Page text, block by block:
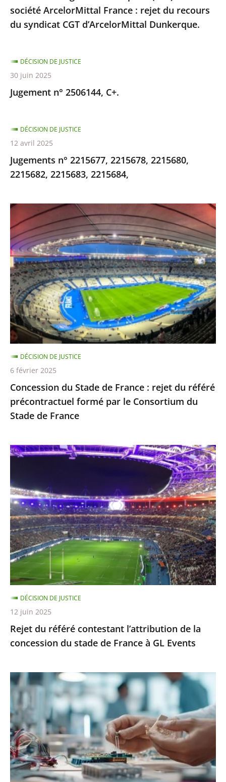
recours
du
CGT
d’ArcelorMittal
Dunkerque.
société ArcelorMittal France : rejet du recours
du syndicat CGT d’ArcelorMittal Dunkerque.
Jugement n° 2506144, C+.
DÉCISION DE JUSTICE
30 juin 2025
Jugements n° 2215677, 2215678, 2215680,
2215682, 2215683, 2215684,
DÉCISION DE JUSTICE
12 avril 2025
Concession
du
Stade
de
France
:
rejet
du
référé
précontractuel
formé
par
Consortium
du
Stade
France
Concession du Stade de France : rejet du référé
précontractuel formé par le Consortium du
Stade de France
DÉCISION DE JUSTICE
6 février 2025
Rejet
référé
contestant
l’attribution
de
la
concession
du
stade
France
GL
Events
Rejet du référé contestant l’attribution de la
concession du stade de France à GL Events
DÉCISION DE JUSTICE
12 juin 2025
Saisi
d’une
action
en
reconnaissance
de
droits,
le